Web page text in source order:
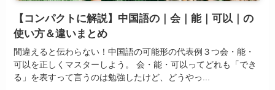
【コンパクトに解説】中国語の｜会｜能｜可以｜の
使い方＆違いまとめ
間違えると伝わらない！中国語の可能形の代表例３つ会・能・
可以を正しくマスターしよう。 会・能・可以ってどれも「でき
る」を表すって言うのは勉強したけど、どうやっ...